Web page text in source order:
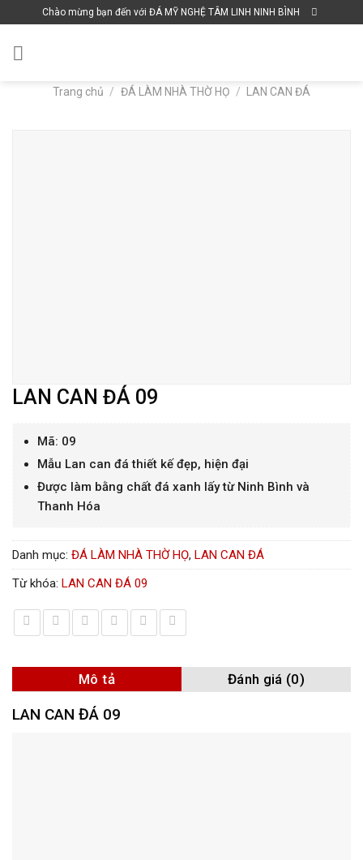
to
content
Chào mừng bạn đến với ĐÁ MỸ NGHỆ TÂM LINH NINH BÌNH
Trang chủ / ĐÁ LÀM NHÀ THỜ HỌ / LAN CAN ĐÁ
LAN CAN ĐÁ 09
Mã: 09
Mẫu Lan can đá thiết kế đẹp, hiện đại
Được làm bằng chất đá xanh lấy từ Ninh Bình và
Thanh Hóa
Danh mục: ĐÁ LÀM NHÀ THỜ HỌ, LAN CAN ĐÁ
Từ khóa: LAN CAN ĐÁ 09
Mô tả Đánh giá (0)
LAN CAN ĐÁ 09